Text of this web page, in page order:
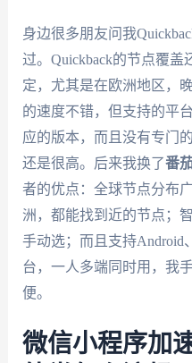
身边很多朋友问我
过。Quickback的节点覆
定，尤其是在欧洲地区，
的速度不错，但支持的平
应的版本，而且没有专门
还是很高。后来我换了番
者的优点：全球节点分布
洲，都能找到近的节点；
手动选；而且支持Android
台，一人多端同时用，我
便。
微信小程序加